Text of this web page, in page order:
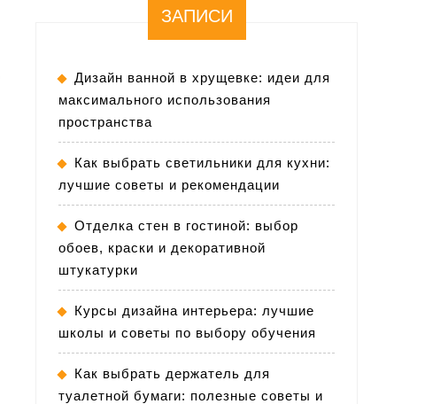
ЗАПИСИ
Дизайн ванной в хрущевке: идеи для
максимального использования
пространства
Как выбрать светильники для кухни:
лучшие советы и рекомендации
Отделка стен в гостиной: выбор
обоев, краски и декоративной
штукатурки
Курсы дизайна интерьера: лучшие
школы и советы по выбору обучения
Как выбрать держатель для
туалетной бумаги: полезные советы и